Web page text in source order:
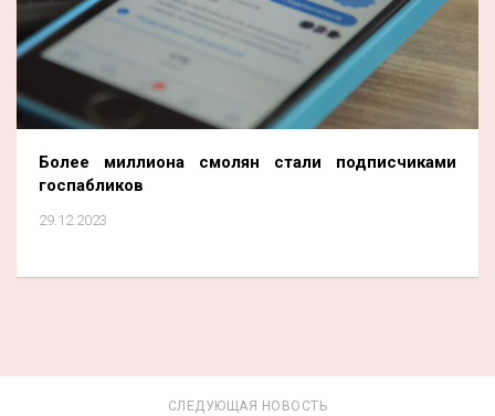
Более миллиона смолян стали подписчиками
госпабликов
29.12.2023
СЛЕДУЮЩАЯ НОВОСТЬ